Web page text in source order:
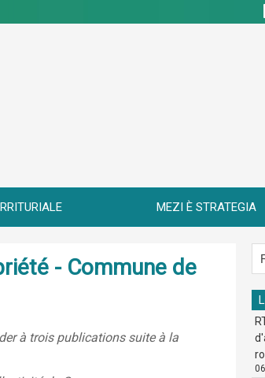
MEZI È STRATEGIA
- Commune de
à trois publications suite à la